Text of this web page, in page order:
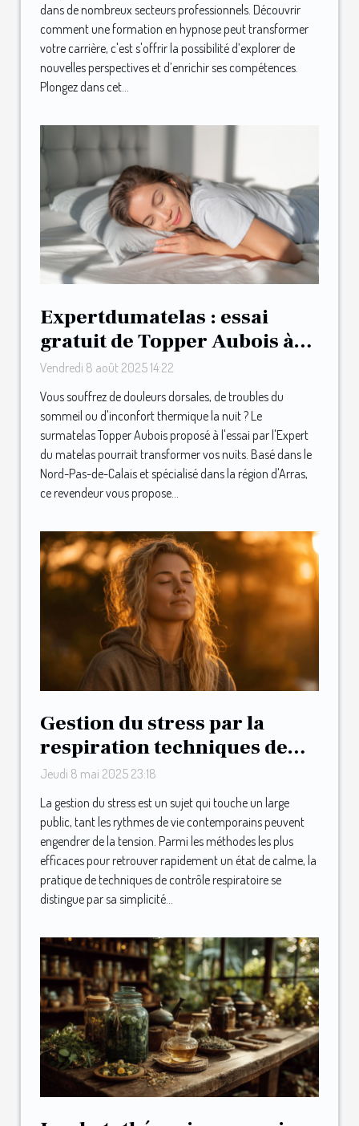
dans de nombreux secteurs professionnels. Découvrir
comment une formation en hypnose peut transformer
votre carrière, c'est s'offrir la possibilité d’explorer de
nouvelles perspectives et d’enrichir ses compétences.
Plongez dans cet...
Expertdumatelas : essai
gratuit de Topper Aubois à
votre domicile !
Vendredi 8 août 2025 14:22
Vous souffrez de douleurs dorsales, de troubles du
sommeil ou d'inconfort thermique la nuit ? Le
surmatelas Topper Aubois proposé à l'essai par l'Expert
du matelas pourrait transformer vos nuits. Basé dans le
Nord-Pas-de-Calais et spécialisé dans la région d'Arras,
ce revendeur vous propose...
Gestion du stress par la
respiration techniques de
contrôle respiratoire pour
apaiser l'esprit
Jeudi 8 mai 2025 23:18
La gestion du stress est un sujet qui touche un large
public, tant les rythmes de vie contemporains peuvent
engendrer de la tension. Parmi les méthodes les plus
efficaces pour retrouver rapidement un état de calme, la
pratique de techniques de contrôle respiratoire se
distingue par sa simplicité...